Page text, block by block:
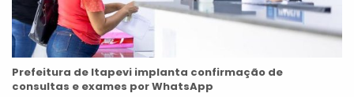
Prefeitura de Itapevi implanta confirmação de
consultas e exames por WhatsApp